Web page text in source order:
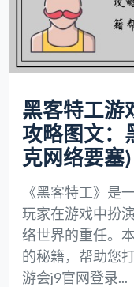
黑客特工游
攻略图文：
克网络要塞)
《黑客特工》是
玩家在游戏中扮
络世界的重任。
的秘籍，帮助您
游会j9官网登录...